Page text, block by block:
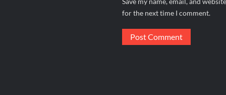
for the next time I comment.